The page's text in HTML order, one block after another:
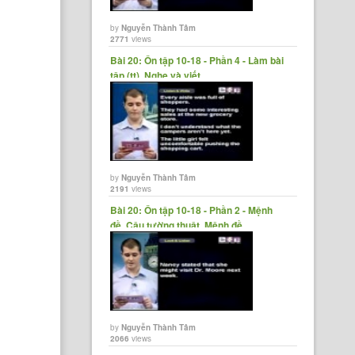
byNguyễn Thành Tâm
2771 views
Bài 20: Ôn tập 10-18 - Phần 4 - Làm bài
tập (tt), Nghe và viết,......
byNguyễn Thành Tâm
2191 views
Bài 20: Ôn tập 10-18 - Phần 2 - Mệnh
đề, Câu tường thuật, Mệnh đề......
byNguyễn Thành Tâm
2066 views